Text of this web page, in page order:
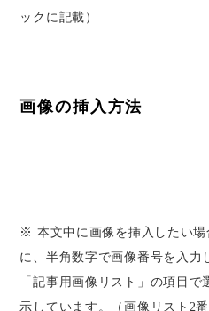
ックに記載）
画像の挿入方法
※ 本文中に画像を挿入したい
に、半角数字で画像番号を入力
「記事用画像リスト」の項目
示しています。（画像リスト2